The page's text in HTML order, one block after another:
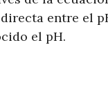
entre el
el pH.